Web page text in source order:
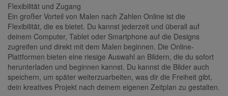
Flexibilität und Zugang
Ein großer Vorteil von Malen nach Zahlen Online ist die
Flexibilität, die es bietet. Du kannst jederzeit und überall auf
deinem Computer, Tablet oder Smartphone auf die Designs
zugreifen und direkt mit dem Malen beginnen. Die Online-
Plattformen bieten eine riesige Auswahl an Bildern, die du sofort
herunterladen und beginnen kannst. Du kannst die Bilder auch
speichern, um später weiterzuarbeiten, was dir die Freiheit gibt,
dein kreatives Projekt nach deinem eigenen Zeitplan zu gestalten.